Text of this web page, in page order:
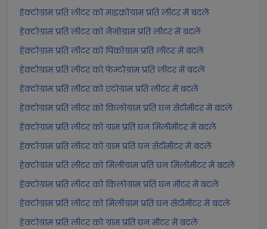
हेक्टोग्राम प्रति लीटर को माइक्रोग्राम प्रति लीटर में बदलें
हेक्टोग्राम प्रति लीटर को नैनोग्राम प्रति लीटर में बदलें
हेक्टोग्राम प्रति लीटर को पिकोग्राम प्रति लीटर में बदलें
हेक्टोग्राम प्रति लीटर को फेम्टोग्राम प्रति लीटर में बदलें
हेक्टोग्राम प्रति लीटर को एटोग्राम प्रति लीटर में बदलें
हेक्टोग्राम प्रति लीटर को किलोग्राम प्रति घन सेंटीमीटर में बदलें
हेक्टोग्राम प्रति लीटर को ग्राम प्रति घन मिलीमीटर में बदलें
हेक्टोग्राम प्रति लीटर को ग्राम प्रति घन सेंटीमीटर में बदलें
हेक्टोग्राम प्रति लीटर को मिलीग्राम प्रति घन मिलीमीटर में बदलें
हेक्टोग्राम प्रति लीटर को किलोग्राम प्रति घन मीटर में बदलें
हेक्टोग्राम प्रति लीटर को मिलीग्राम प्रति घन सेंटीमीटर में बदलें
हेक्टोग्राम प्रति लीटर को ग्राम प्रति घन मीटर में बदलें